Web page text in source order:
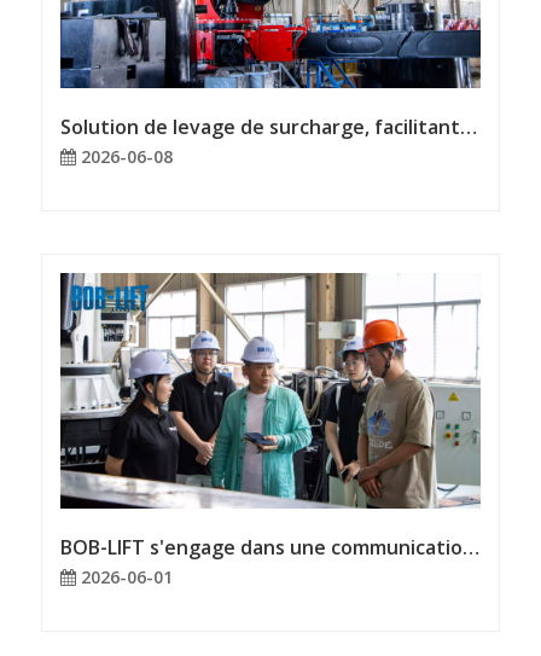
Solution de levage de surcharge, facilitant des opérations d'ingénierie efficaces
2026-06-08
BOB-LIFT s'engage dans une communication en face-à-face et une coopération avec les clients pour l'avenir.
2026-06-01